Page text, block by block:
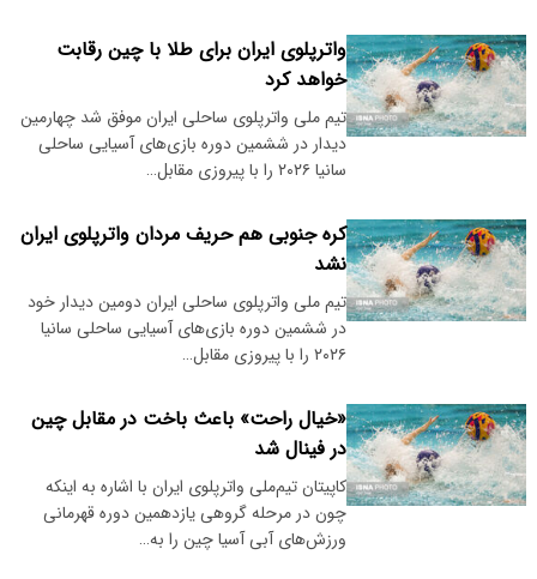
واترپلوی ایران برای طلا با چین رقابت
خواهد کرد
تیم ملی واترپلوی ساحلی ایران موفق شد چهارمین
دیدار در ششمین دوره بازی‌های آسیایی ساحلی
سانیا ۲۰۲۶ را با پیروزی مقابل…
کره جنوبی هم حریف مردان واترپلوی ایران
نشد
تیم ملی واترپلوی ساحلی ایران دومین دیدار خود
در ششمین دوره بازی‌های آسیایی ساحلی سانیا
۲۰۲۶ را با پیروزی مقابل…
«خیال راحت» باعث باخت در مقابل چین
در فینال شد
کاپیتان تیم‌ملی واترپلوی ایران با اشاره به اینکه
چون در مرحله گروهی یازدهمین دوره قهرمانی
ورزش‌های آبی آسیا چین را به…